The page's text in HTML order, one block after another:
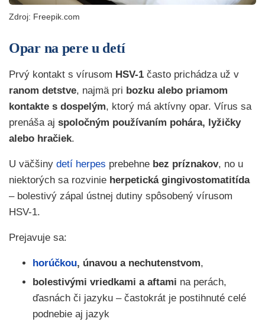
Zdroj: Freepik.com
Opar na pere u detí
Prvý kontakt s vírusom HSV-1 často prichádza už v
ranom detstve, najmä pri bozku alebo priamom
kontakte s dospelým, ktorý má aktívny opar. Vírus sa
prenáša aj spoločným používaním pohára, lyžičky
alebo hračiek.
U väčšiny detí herpes prebehne bez príznakov, no u
niektorých sa rozvinie herpetická gingivostomatitída
– bolestivý zápal ústnej dutiny spôsobený vírusom
HSV-1.
Prejavuje sa:
horúčkou, únavou a nechutenstvom,
bolestivými vriedkami a aftami na perách,
ďasnách či jazyku – častokrát je postihnuté celé
podnebie aj jazyk